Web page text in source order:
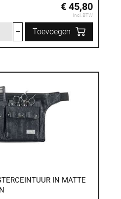
€ 45,80
Incl. BTW
+ Toevoegen
IN MATTE